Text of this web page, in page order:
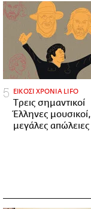
ΕΙΚΟΣΙ ΧΡΟΝΙΑ LIFO
Tρεις σημαντικοί
Έλληνες μουσικοί,
μεγάλες απώλειες